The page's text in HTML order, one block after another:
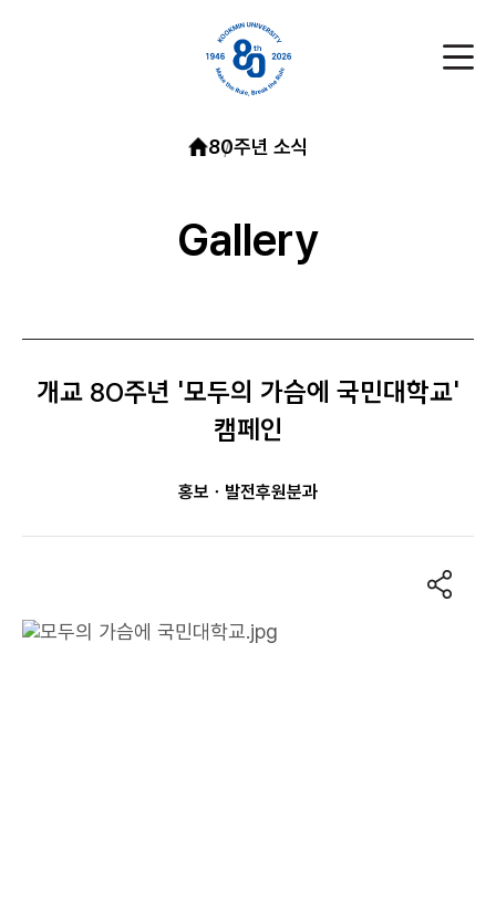
80주년 소식
Gallery
개교 80주년 '모두의 가슴에 국민대학교'
캠페인
홍보ㆍ발전후원분과